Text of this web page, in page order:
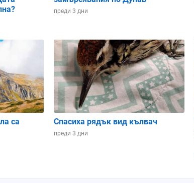
преди 3 дни
са
Спасиха рядък вид кълвач
преди 3 дни